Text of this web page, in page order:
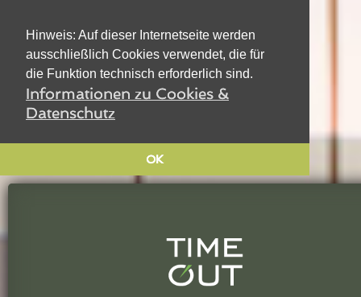
Hinweis: Auf dieser Internetseite werden
ausschließlich Cookies verwendet, die für
die Funktion technisch erforderlich sind.
Informationen zu Cookies &
Datenschutz
OK